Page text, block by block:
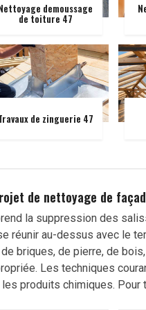
demoussage
de toiture 47
de zinguerie 47
de nettoyage de
la suppression des
réunir au-dessus avec le
briques, de pierre, de
Les techniques
produits chimiques. Pour